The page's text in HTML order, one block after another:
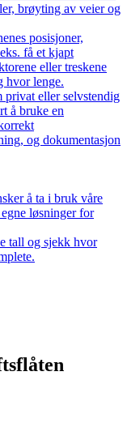
brøyting av veier og
posisjoner,
få et kjapt
eller treskene
hvor lenge.
eller selvstendig
å bruke en
og dokumentasjon
å ta i bruk våre
løsninger for
tall og sjekk hvor